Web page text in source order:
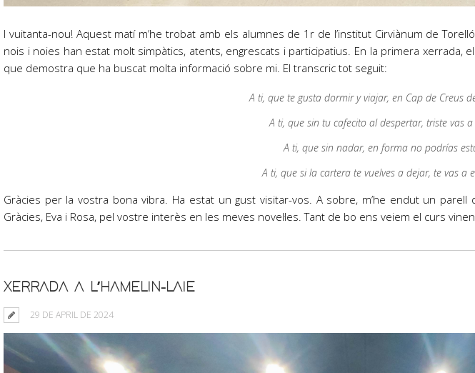
I vuitanta-nou! Aquest matí m’he trobat amb els alumnes de 1r de l’institut Cirviànum de
nois i noies han estat molt simpàtics, atents, engrescats i participatius. En la primera xerrada,
que demostra que ha buscat molta informació sobre mi. El transcric tot seguit:
A ti, que te gusta dormir y viajar, en Cap de Creus
A ti, que sin tu cafecito al despertar, triste vas a
A ti, que sin nadar, en forma no podrías
A ti, que si la cartera te vuelves a dejar, te vas a
Gràcies per la vostra bona vibra. Ha estat un gust visitar-vos. A sobre, m’he endut un
Gràcies, Eva i Rosa, pel vostre interès en les meves novel·les. Tant de bo ens veiem el curs
XERRADA A L’HAMELIN-LAIE
29 DE APRIL DE 2024